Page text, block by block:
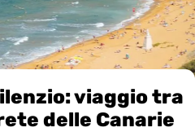
viaggio tra
delle Canarie